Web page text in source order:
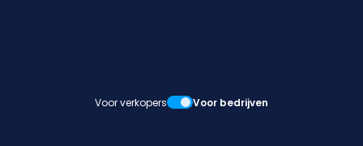
Voor verkopers Voor bedrijven